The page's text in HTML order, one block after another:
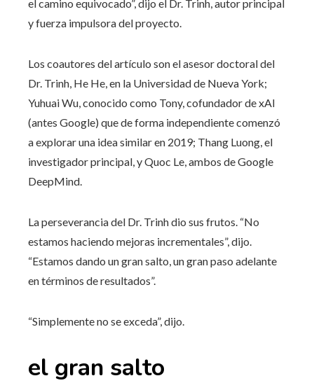
el camino equivocado”, dijo el Dr. Trinh, autor principal
y fuerza impulsora del proyecto.
Los coautores del artículo son el asesor doctoral del
Dr. Trinh, He He, en la Universidad de Nueva York;
Yuhuai Wu, conocido como Tony, cofundador de xAI
(antes Google) que de forma independiente comenzó
a explorar una idea similar en 2019; Thang Luong, el
investigador principal, y Quoc Le, ambos de Google
DeepMind.
La perseverancia del Dr. Trinh dio sus frutos. “No
estamos haciendo mejoras incrementales”, dijo.
“Estamos dando un gran salto, un gran paso adelante
en términos de resultados”.
“Simplemente no se exceda”, dijo.
el gran salto